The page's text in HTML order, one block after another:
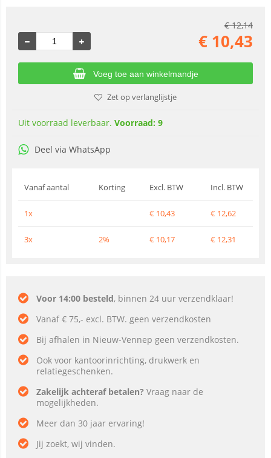
€12,14
€ 10,43
Voeg toe aan winkelmandje
Zet op verlanglijstje
Uit voorraad leverbaar. Voorraad: 9
Deel via WhatsApp
Vanaf aantal Korting Excl. BTW Incl. BTW
1x € 10,43 € 12,62
3x 2% € 10,17 € 12,31
Voor 14:00 besteld, binnen 24 uur verzendklaar!
Vanaf € 75,- excl. BTW. geen verzendkosten
Bij afhalen in Nieuw-Vennep geen verzendkosten.
Ook voor kantoorinrichting, drukwerk en
relatiegeschenken.
Zakelijk achteraf betalen? Vraag naar de
mogelijkheden.
Meer dan 30 jaar ervaring!
Jij zoekt, wij vinden.